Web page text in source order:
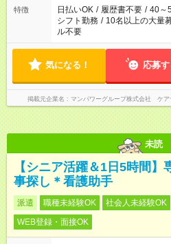
派遣法（日雇い派遣の原則禁
業はご案内が難しい場合があ
特徴 日払いOK / 履歴書不要 / 40～
シフト勤務 / 10名以上の大量
ル不要
気になる！ 応募す
掲載元企業名 マンパワーグループ株式会社 ケ
未読
【シニア活躍＆1日5時間
事探し＊看護助手
派遣 職種未経験OK 社会人未経験OK
WEB登録・面接OK